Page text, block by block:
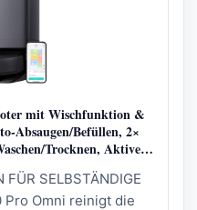
mit Wischfunktion &
Absaugen/Befüllen, 2×
Trocknen, Aktive
SELBSTÄNDIGE
Pro Omni reinigt die